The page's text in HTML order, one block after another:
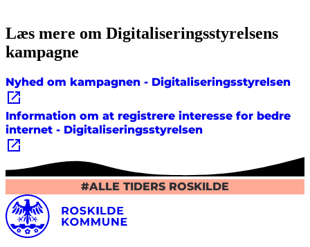
Læs mere om Digitaliseringsstyrelsens
kampagne
Nyhed om kampagnen - Digitaliseringsstyrelsen
Information om at registrere interesse for bedre
internet - Digitaliseringsstyrelsen
#ALLE TIDERS ROSKILDE